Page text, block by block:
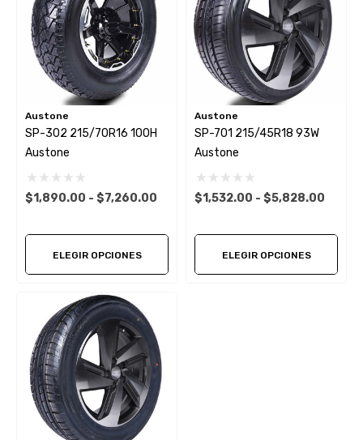
Austone
SP-302 215/70R16 100H
Austone
$1,890.00 - $7,260.00
ELEGIR OPCIONES
Austone
SP-701 215/45R18 93W
Austone
$1,532.00 - $5,828.00
ELEGIR OPCIONES